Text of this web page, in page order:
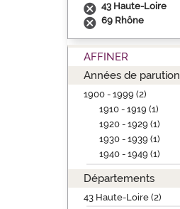
43 Haute-Loire
69 Rhône
AFFINER
Années de parution
1900 - 1999 (2)
1910 - 1919 (1)
1920 - 1929 (1)
1930 - 1939 (1)
1940 - 1949 (1)
Départements
43 Haute-Loire (2)